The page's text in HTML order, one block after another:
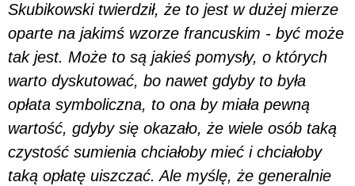
Skubikowski twierdził, że to jest w dużej mierze
oparte na jakimś wzorze francuskim - być może
tak jest. Może to są jakieś pomysły, o których
warto dyskutować, bo nawet gdyby to była
opłata symboliczna, to ona by miała pewną
wartość, gdyby się okazało, że wiele osób taką
czystość sumienia chciałoby mieć i chciałoby
taką opłatę uiszczać. Ale myślę, że generalnie